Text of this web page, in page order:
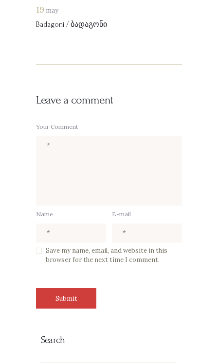
19 may
Badagoni / ბადაგონი
Leave a comment
Your Comment
Name E-mail
Save my name, email, and website in this
browser for the next time I comment.
Search